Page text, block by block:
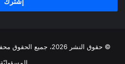
© حقوق النشر 2026، جميع الحقوق محفوظة |
المسؤوليّة